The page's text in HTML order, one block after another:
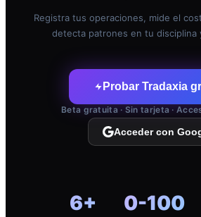
Registra tus operaciones, mide el
detecta patrones en tu disciplina
Probar Tradaxia
Beta gratuita · Sin tarjeta ·
Acceder con
6+ 0-100